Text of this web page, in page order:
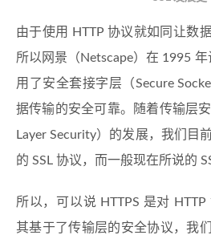
由于使用 HTTP 协议就如同让数
所以网景（Netscape）在 1995
用了安全套接字层（Secure
据传输的安全可靠。随着传输层
Layer Security）的发展，我们目
的 SSL 协议，而一般现在所说的
所以，可以说 HTTPS 是对
其基于了传输层的安全协议，我